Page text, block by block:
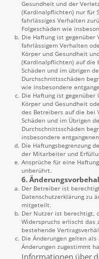
Gesundheit und der
(Kardinalpflichten) nur für
fahrlässiges Verhalten
Folgeschäden wie
Die Haftung ist
fahrlässigem Verhalten
Körper und Gesundheit
(Kardinalpflichten) auf die
Schäden und im übrigen
Durchschnittsschäden
wie insbesondere
Die Haftung ist
Körper und Gesundheit
des Betreibers auf die bei
Schäden und im Übrigen
Durchschnittsschäden
insbesondere
Die Haftungsbegrenzung
der Mitarbeiter und
Ansprüche für eine
unberührt.
6.
Der Betreiber ist
Datenschutzerklärung zu
mitgeteilt.
Der Nutzer ist berechtigt,
Widerspruchs erlischt das
bestehende
Die Änderungen gelten
Änderungen zugestimmt
Informationen über